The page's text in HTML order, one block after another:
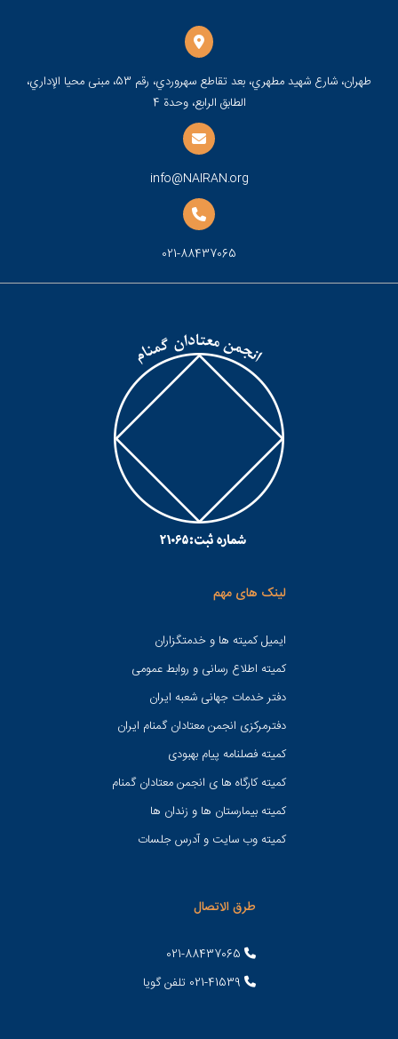
طهران، شارع شهيد مطهري، بعد تقاطع سهروردي، رقم 53، مبنى محيا الإداري،
الطابق الرابع، وحدة 4
info@NAIRAN.org
021-88437065
لینک های مهم
ایمیل کمیته ها و خدمتگزاران
کميته اطلاع رسانی و روابط عمومی
دفتر خدمات جهانی شعبه ايران
دفترمرکزی انجمن معتادان گمنام ایران
کمیته فصلنامه پیام بهبودی
کمیته کارگاه ها ی انجمن معتادان گمنام
کمیته بیمارستان ها و زندان ها
کمیته وب سایت و آدرس جلسات
طرق الاتصال